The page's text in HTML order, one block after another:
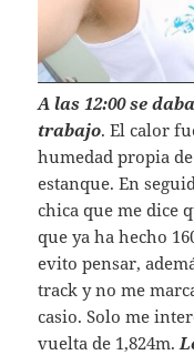
A las 12:00 se
trabajo. El calor
humedad propia
estanque. En
chica que me dice
que ya ha hecho
evito pensar,
track y no me
casio. Solo me
vuelta de 1,824m.